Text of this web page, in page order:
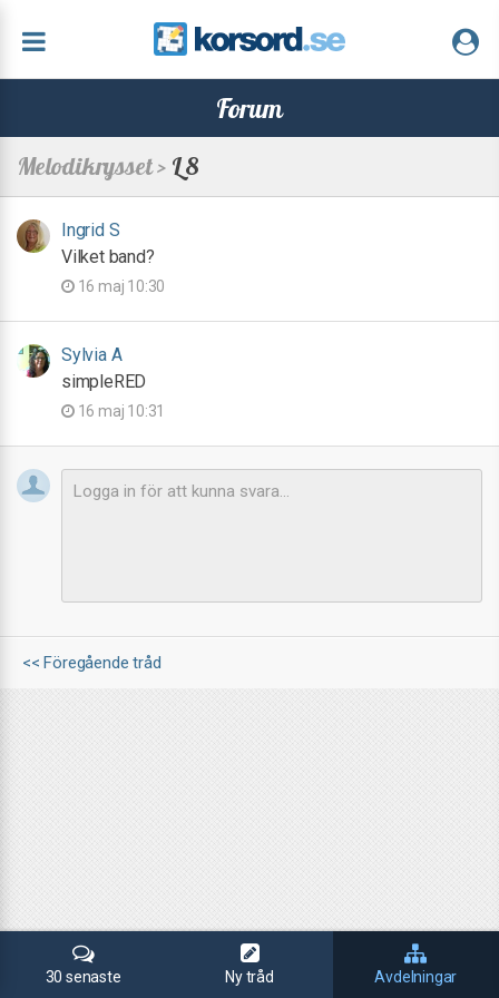
Forum
Melodikrysset > L 8
Ingrid S
Vilket band?
16 maj 10:30
Sylvia A
simpleRED
16 maj 10:31
<< Föregående tråd
30 senaste Ny tråd Avdelningar